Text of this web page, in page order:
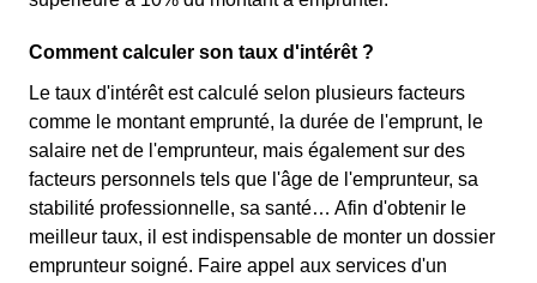
Comment calculer son taux d'intérêt ?
Le taux d'intérêt est calculé selon plusieurs facteurs
comme le montant emprunté, la durée de l'emprunt, le
salaire net de l'emprunteur, mais également sur des
facteurs personnels tels que l'âge de l'emprunteur, sa
stabilité professionnelle, sa santé… Afin d'obtenir le
meilleur taux, il est indispensable de monter un dossier
emprunteur soigné. Faire appel aux services d'un